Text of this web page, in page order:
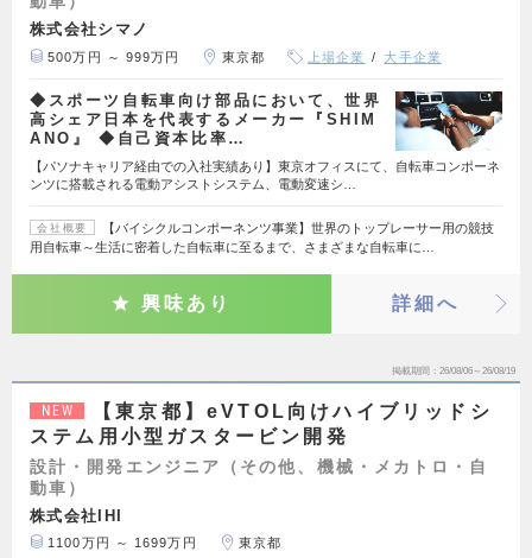
株式会社シマノ
500万円 ～ 999万円 東京都 上場企業 大手企業
◆スポーツ自転車向け部品において、世界
高シェア日本を代表するメーカー『SHIM
ANO』 ◆自己資本比率…
【パソナキャリア経由での入社実績あり】東京オフィスにて、自転車コンポーネ
ンツに搭載される電動アシストシステム、電動変速シ…
会社概要
【バイシクルコンポーネンツ事業】世界のトップレーサー用の競技
用自転車～生活に密着した自転車に至るまで、さまざまな自転車に…
興味あり 詳細へ
掲載期間 26/08/06～26/08/19
NEW
【東京都】eVTOL向けハイブリッドシ
ステム用小型ガスタービン開発
設計・開発エンジニア（その他、機械・メカトロ・自
動車）
株式会社IHI
1100万円 ～ 1699万円 東京都